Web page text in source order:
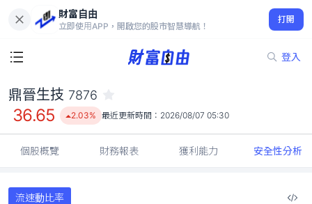
財富自由
立即使用APP，開啟您的股市智慧導航！
打開
登入
36.65
2.03%
鼎晉生技 7876
36.65 2.03% 最近更新時間： 2026/08/07 05:30
個股概覽 財務報表 獲利能力 安全性分析
流速動比率